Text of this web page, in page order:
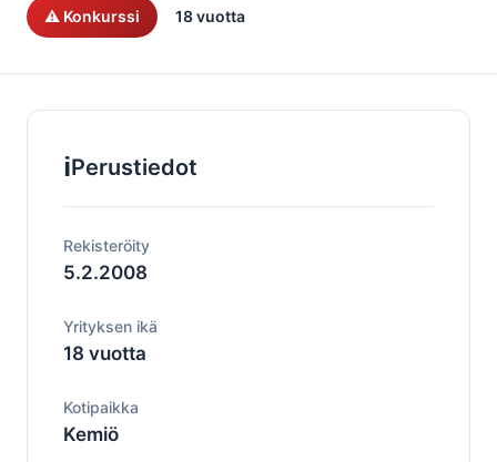
⚠️ Konkurssi 18 vuotta
ℹ️Perustiedot
Rekisteröity
5.2.2008
Yrityksen ikä
18 vuotta
Kotipaikka
Kemiö